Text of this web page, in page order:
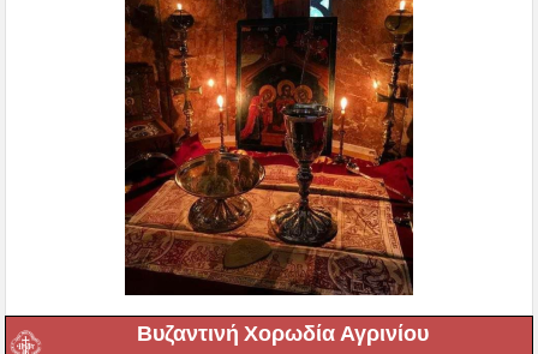
Βυζαντινή Χορωδία Αγρινίου